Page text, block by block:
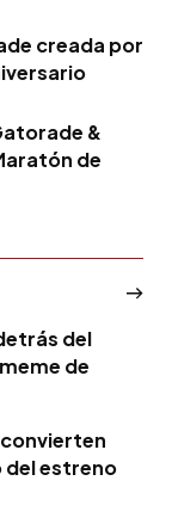
creada por
&
de
del
de
del estreno